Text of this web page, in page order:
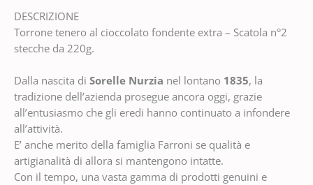
DESCRIZIONE
Torrone tenero al cioccolato fondente extra – Scatola n°2
stecche da 220g.
Dalla nascita di Sorelle Nurzia nel lontano 1835, la
tradizione dell’azienda prosegue ancora oggi, grazie
all’entusiasmo che gli eredi hanno continuato a infondere
all’attività.
E’ anche merito della famiglia Farroni se qualità e
artigianalità di allora si mantengono intatte.
Con il tempo, una vasta gamma di prodotti genuini e